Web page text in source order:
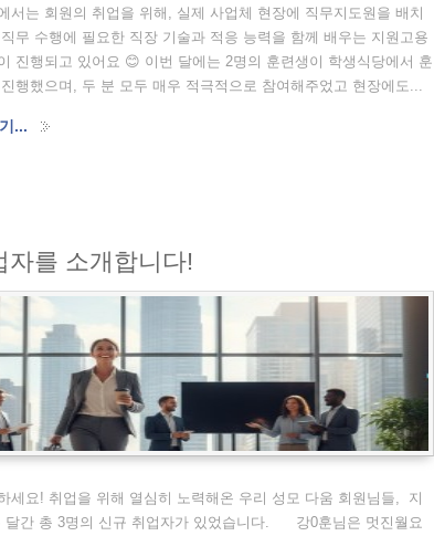
서는 회원의 취업을 위해, 실제 사업체 현장에 직무지도원을 배치
무 수행에 필요한 직장 기술과 적응 능력을 함께 배우는 지원고용
진행되고 있어요 😊 이번 달에는 2명의 훈련생이 학생식당에서 훈
행했으며, 두 분 모두 매우 적극적으로 참여해주었고 현장에도...
...
자를 소개합니다!
세요! 취업을 위해 열심히 노력해온 우리 성모 다움 회원님들, 지
달간 총 3명의 신규 취업자가 있었습니다. 강0훈님은 멋진월요